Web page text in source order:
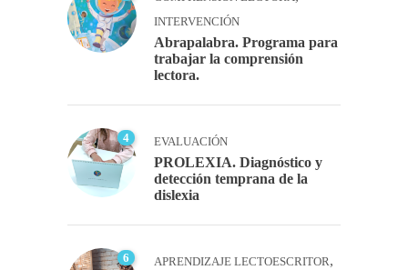
INTERVENCIÓN
Abrapalabra. Programa para
trabajar la comprensión
lectora.
4 EVALUACIÓN
PROLEXIA. Diagnóstico y
detección temprana de la
dislexia
6 APRENDIZAJE LECTOESCRITOR,